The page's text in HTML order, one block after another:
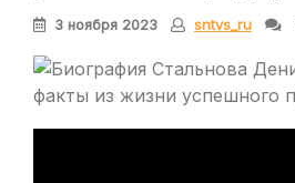
3 ноября 2023 sntvs_ru